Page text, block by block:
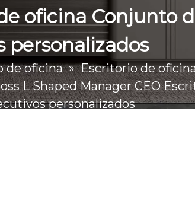
oficina Conjunto
personalizados
de oficina » Escritorio de
L Shaped Manager CEO
personalizados